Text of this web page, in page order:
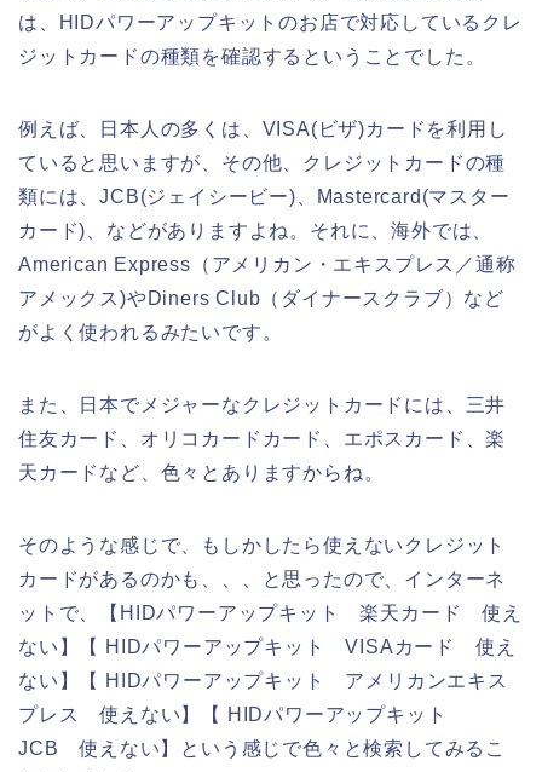
は、HIDパワーアップキットのお店で対応しているクレ
ジットカードの種類を確認するということでした。
例えば、日本人の多くは、VISA(ビザ)カードを利用し
ていると思いますが、その他、クレジットカードの種
類には、JCB(ジェイシービー)、Mastercard(マスター
カード)、などがありますよね。それに、海外では、
American Express（アメリカン・エキスプレス／通称
アメックス)やDiners Club（ダイナースクラブ）など
がよく使われるみたいです。
また、日本でメジャーなクレジットカードには、三井
住友カード、オリコカードカード、エポスカード、楽
天カードなど、色々とありますからね。
そのような感じで、もしかしたら使えないクレジット
カードがあるのかも、、、と思ったので、インターネ
ットで、【HIDパワーアップキット 楽天カード 使え
ない】【 HIDパワーアップキット VISAカード 使え
ない】【 HIDパワーアップキット アメリカンエキス
プレス 使えない】【 HIDパワーアップキット
JCB 使えない】という感じで色々と検索してみるこ